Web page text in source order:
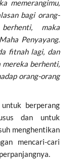
memerangimu,
bagi orang-
maka
Penyayang.
fitnah lagi, dan
berhenti,
orang-orang
berperang
dan untuk
menghentikan
mencari-cari